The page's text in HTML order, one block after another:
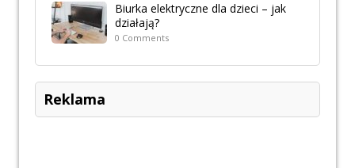
Biurka elektryczne dla dzieci – jak
działają?
0 Comments
Reklama